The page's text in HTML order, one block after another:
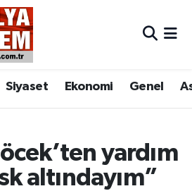
Siyaset Ekonomi Genel
yardım
altındayım”
Eczaneler
Haritası